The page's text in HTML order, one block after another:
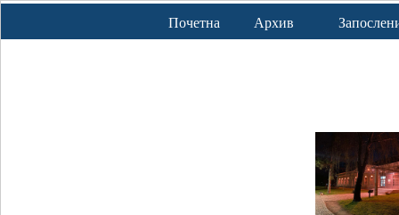
Почетна Архив